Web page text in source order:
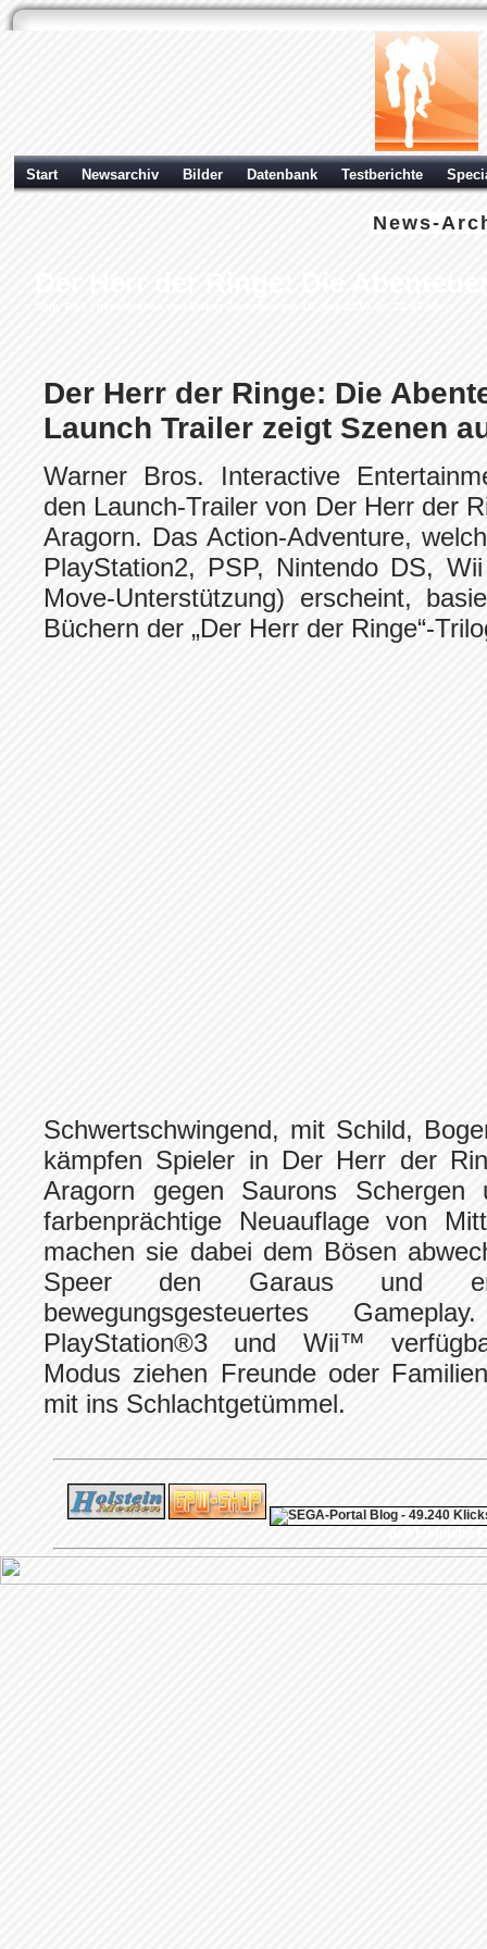
Start Newsarchiv Bilder Datenbank Testberichte
News-
Der Herr der Ringe: Die
Launch Trailer zeigt Szenen
Warner Bros. Interactive
den Launch-Trailer von Der Herr der
Aragorn. Das Action-Adventure,
PlayStation2, PSP, Nintendo DS,
Move-Unterstützung) erscheint,
Büchern der „Der Herr der Ringe“-
Schwertschwingend, mit Schild,
kämpfen Spieler in Der Herr der
Aragorn gegen Saurons
farbenprächtige Neuauflage von
machen sie dabei dem Bösen
Speer den Garaus und
bewegungsgesteuertes
PlayStation®3 und Wii™
Modus ziehen Freunde oder
mit ins Schlachtgetümmel.